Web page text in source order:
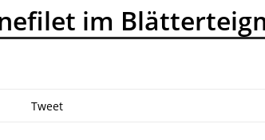
im
Tweet